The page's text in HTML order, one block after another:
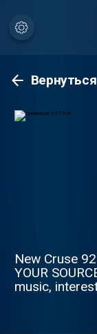
New Cruse
YOUR
music,